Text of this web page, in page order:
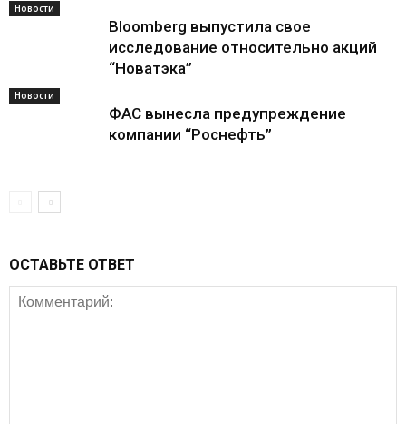
Новости
Bloomberg выпустила свое
исследование относительно акций
“Новатэка”
Новости
ФАС вынесла предупреждение
компании “Роснефть”
ОСТАВЬТЕ ОТВЕТ